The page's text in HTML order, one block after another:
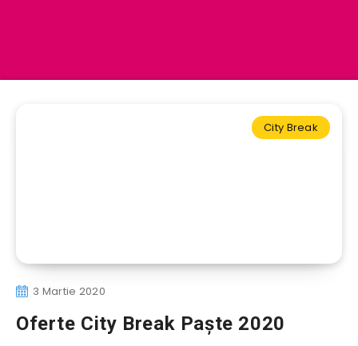
City Break
3 Martie 2020
Oferte City Break Paște 2020